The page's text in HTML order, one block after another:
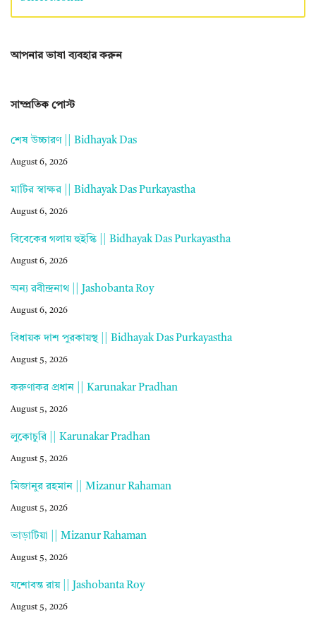
আপনার ভাষা ব্যবহার করুন
সাম্প্রতিক পোস্ট
শেষ উচ্চারণ || Bidhayak Das
August 6, 2026
মাটির স্বাক্ষর || Bidhayak Das Purkayastha
August 6, 2026
বিবেকের গলায় হুইস্কি || Bidhayak Das Purkayastha
August 6, 2026
অন্য রবীন্দ্রনাথ || Jashobanta Roy
August 6, 2026
বিধায়ক দাশ পুরকায়স্থ || Bidhayak Das Purkayastha
August 5, 2026
করুণাকর প্রধান || Karunakar Pradhan
August 5, 2026
লুকোচুরি || Karunakar Pradhan
August 5, 2026
মিজানুর রহমান || Mizanur Rahaman
August 5, 2026
ভাড়াটিয়া || Mizanur Rahaman
August 5, 2026
যশোবন্ত রায় || Jashobanta Roy
August 5, 2026